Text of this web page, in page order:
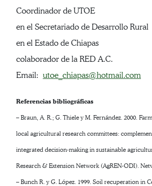
Coordinador de UTOE
en el Secretariado de Desarrollo Rural
en el Estado de Chiapas
colaborador de la RED A.C.
Email: utoe_chiapas@hotmail.com
Referencias bibliográficas
– Braun, A. R.; G. Thiele y M. Fernández. 2000.
local agricultural research committees:
integrated decision-making in sustainable
Research & Extension Network (AgREN-ODI).
– Bunch R. y G. López. 1999. Soil recuperation in